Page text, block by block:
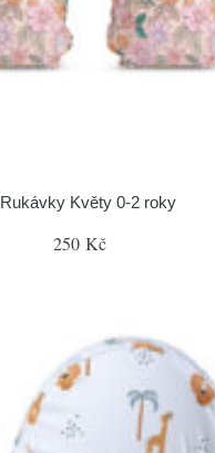
Rukávky Květy 0-2 roky
250 Kč